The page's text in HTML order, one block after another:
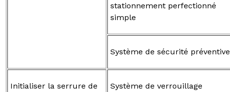
stationnement perfectionné
simple
Système de sécurité préventive
Initialiser la serrure de
Système de verrouillage